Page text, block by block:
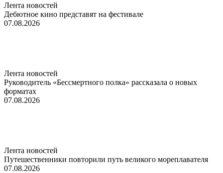
Лента новостей
Дебютное кино представят на фестивале
07.08.2026
Лента новостей
Руководитель «Бессмертного полка» рассказала о новых
форматах
07.08.2026
Лента новостей
Путешественники повторили путь великого мореплавателя
07.08.2026